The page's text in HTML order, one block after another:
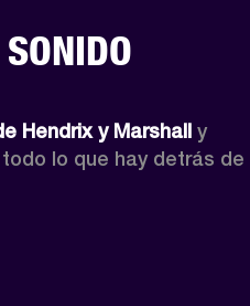
Hendrix y Marshall y
lo que hay detrás de